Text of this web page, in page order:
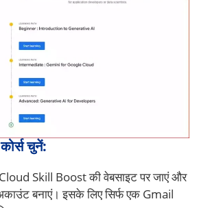
चुनें:
Skill Boost की वेबसाइट पर जाएं और
बनाएं। इसके लिए सिर्फ एक Gmail